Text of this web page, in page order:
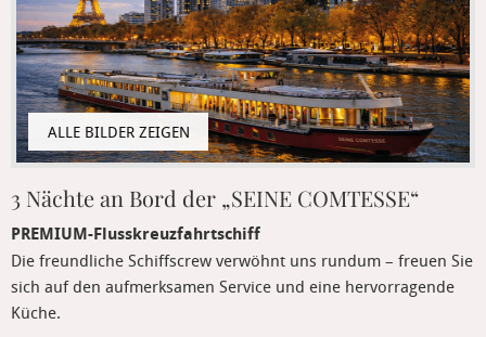
3 Nächte an Bord der „SEINE COMTESSE“
PREMIUM-Flusskreuzfahrtschiff
Die freundliche Schiffscrew verwöhnt uns rundum – freuen Sie
sich auf den aufmerksamen Service und eine hervorragende
Küche.